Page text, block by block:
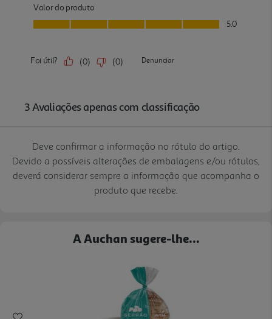
Deve confirmar a informação no rótulo do artigo.
Devido a possíveis alterações de embalagens e/ou rótulos,
deverá considerar sempre a informação que acompanha o
produto que recebe.
A Auchan sugere-lhe...